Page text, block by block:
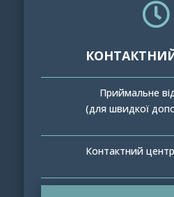

Приймальне
(для швидкої
Контактний